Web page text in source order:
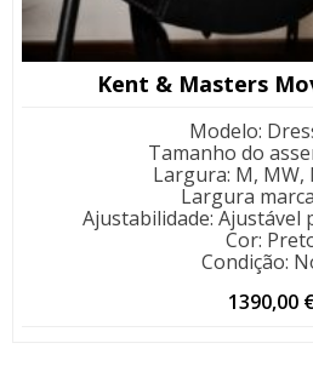
Kent & Masters
Modelo:
Tamanho do
Largura: M, MW,
Largura
Ajustabilidade: Ajustável
Cor:
Condição:
1390,00